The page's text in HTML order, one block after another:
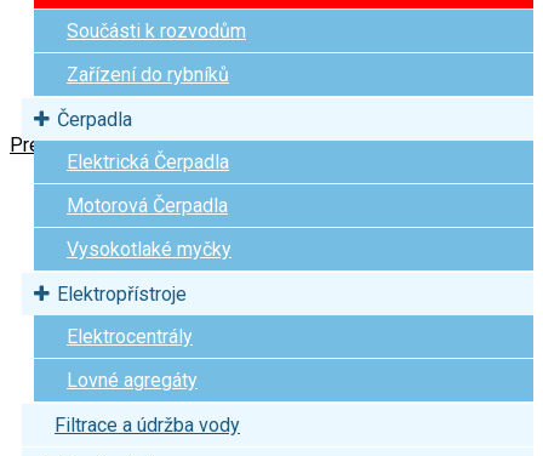
Previous Next
Součásti k rozvodům
Zařízení do rybníků
Čerpadla
Elektrická Čerpadla
Motorová Čerpadla
Vysokotlaké myčky
Elektropřístroje
Elektrocentrály
Lovné agregáty
Filtrace a údržba vody